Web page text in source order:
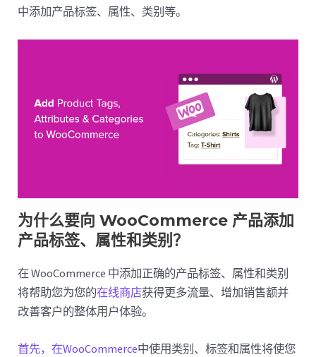
中添加产品标签、属性、类别等。
为什么要向 WooCommerce 产品添加
产品标签、属性和类别？
在 WooCommerce 中添加正确的产品标签、属性和类别
将帮助您为您的在线商店获得更多流量、增加销售额并
改善客户的整体用户体验。
首先，在WooCommerce中使用类别、标签和属性将使您